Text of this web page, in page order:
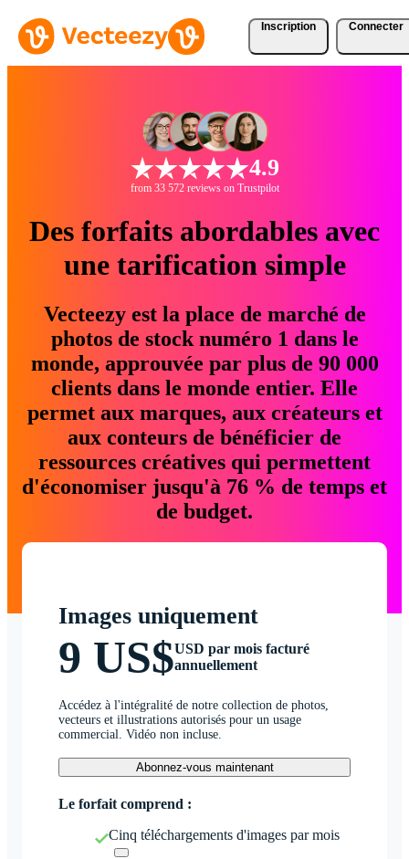
Inscription Connecter
4.9
from 33 572 reviews on Trustpilot
Des forfaits abordables avec
une tarification simple
Vecteezy est la place de marché de
photos de stock numéro 1 dans le
monde, approuvée par plus de 90 000
clients dans le monde entier. Elle
permet aux marques, aux créateurs et
aux conteurs de bénéficier de
ressources créatives qui permettent
d'économiser jusqu'à 76 % de temps et
de budget.
Images uniquement
9 US$USD par mois facturé
annuellement
Accédez à l'intégralité de notre collection de photos,
vecteurs et illustrations autorisés pour un usage
commercial. Vidéo non incluse.
Abonnez-vous maintenant
Le forfait comprend :
Cinq téléchargements d'images par mois